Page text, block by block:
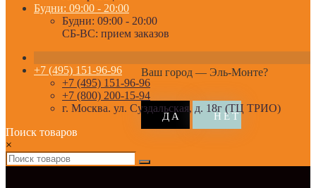
Будни: 09:00 - 20:00
Будни: 09:00 - 20:00
СБ-ВС: прием заказов
Ваш город — Эль-Монте?
+7 (495) 151-96-96
+7 (495) 151-96-96
+7 (800) 200-15-94
г. Москва. ул. Суздальская, д. 18г (ТЦ ТРИО)
Поиск товаров
×